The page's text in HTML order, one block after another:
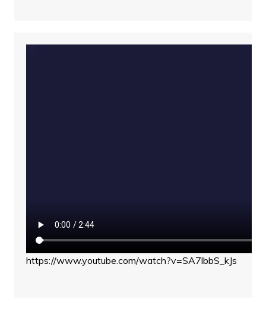
https://www.youtube.com/watch?v=SA7lbbS_kJs